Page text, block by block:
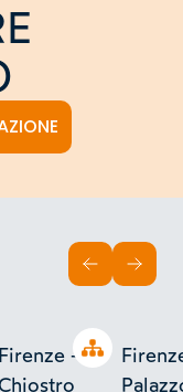
tree Open tree
Firenze -
INDIETRO